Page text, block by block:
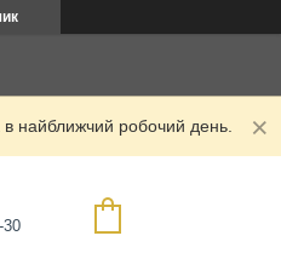
найближчий робочий день.
30